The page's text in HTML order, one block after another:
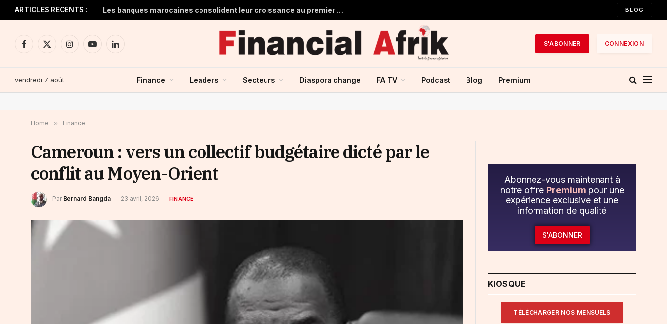
ARTICLES RECENTS : Les banques marocaines consolident leur croissance au premier semestre 2026 BLOG
Facebook
X
InstagramYouTubeLinkedIn
S'ABONNER CONNEXION
vendredi 7 août Finance Leaders Secteurs Diaspora change FA TV Podcast Blog Premium
Home » Finance
Cameroun : vers un collectif budgétaire dicté par le
conflit au Moyen-Orient
Par Bernard Bangda 23 avril, 2026 FINANCE
Abonnez-vous maintenant à
notre offre Premium pour une
expérience exclusive et une
information de qualité
S'ABONNER
KIOSQUE
TÉLÉCHARGER NOS MENSUELS